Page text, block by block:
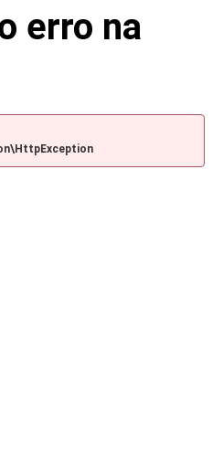
erro na